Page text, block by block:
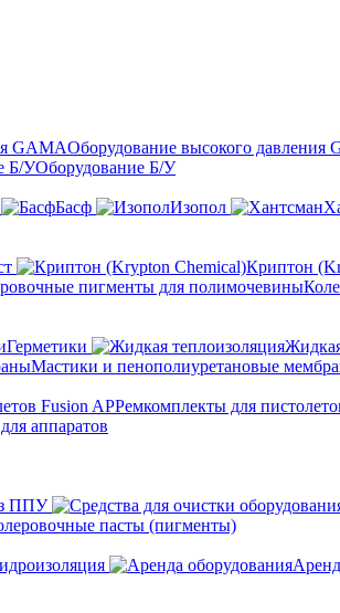
Оборудование высокого давления
Оборудование Б/У
Басф Изопол
Криптон
Герметики
Мастики и пенополиуретановые
Ремкомплекты для
аппаратов
ППУ
пасты (пигменты)